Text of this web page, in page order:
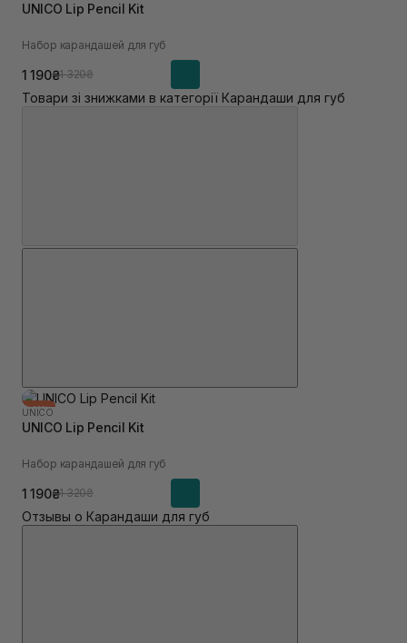
UNICO Lip Pencil Kit
Набор карандашей для губ
1 190₴1 320₴
Товари зі знижками в категорії Карандаши для губ
-10%
UNICO
UNICO Lip Pencil Kit
Набор карандашей для губ
1 190₴1 320₴
Отзывы о Карандаши для губ